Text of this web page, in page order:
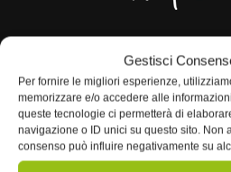
Gestisci
Per fornire le migliori esperienze,
memorizzare e/o accedere alle
queste tecnologie ci permetterà di
navigazione o ID unici su questo sito. Non
consenso può influire negativamente su